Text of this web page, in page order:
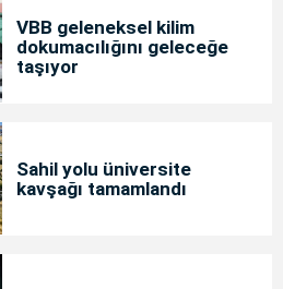
VBB geleneksel kilim
dokumacılığını geleceğe
taşıyor
Sahil yolu üniversite
kavşağı tamamlandı